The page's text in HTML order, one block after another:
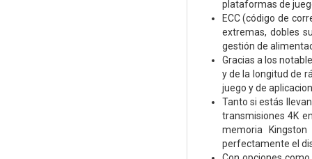
plataformas de
ECC (código de
extremas, dobles
gestión de
Gracias a los
y de la longitud de
juego y de
Tanto si estás
transmisiones 4K
memoria
perfectamente el